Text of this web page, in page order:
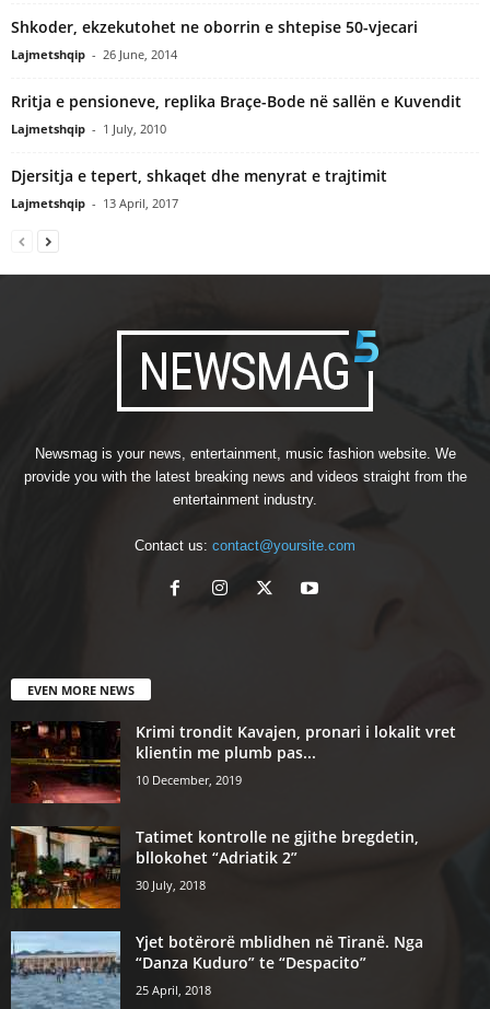
Shkoder, ekzekutohet ne oborrin e shtepise 50-vjecari
Lajmetshqip - 26 June, 2014
Rritja e pensioneve, replika Braçe-Bode në sallën e Kuvendit
Lajmetshqip - 1 July, 2010
Djersitja e tepert, shkaqet dhe menyrat e trajtimit
Lajmetshqip - 13 April, 2017
Newsmag is your news, entertainment, music fashion website. We
provide you with the latest breaking news and videos straight from the
entertainment industry.
Contact us: contact@yoursite.com
EVEN MORE NEWS
Krimi trondit Kavajen, pronari i lokalit vret
klientin me plumb pas...
10 December, 2019
Tatimet kontrolle ne gjithe bregdetin,
bllokohet “Adriatik 2”
30 July, 2018
Yjet botërorë mblidhen në Tiranë. Nga
“Danza Kuduro” te “Despacito”
25 April, 2018